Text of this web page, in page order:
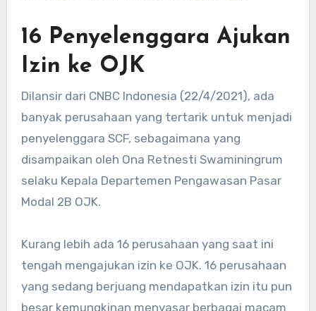
16 Penyelenggara Ajukan
Izin ke OJK
Dilansir dari CNBC Indonesia (22/4/2021), ada
banyak perusahaan yang tertarik untuk menjadi
penyelenggara SCF, sebagaimana yang
disampaikan oleh Ona Retnesti Swaminingrum
selaku Kepala Departemen Pengawasan Pasar
Modal 2B OJK.
Kurang lebih ada 16 perusahaan yang saat ini
tengah mengajukan izin ke OJK. 16 perusahaan
yang sedang berjuang mendapatkan izin itu pun
besar kemungkinan menyasar berbagai macam